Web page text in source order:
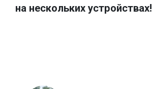
на нескольких устройствах!